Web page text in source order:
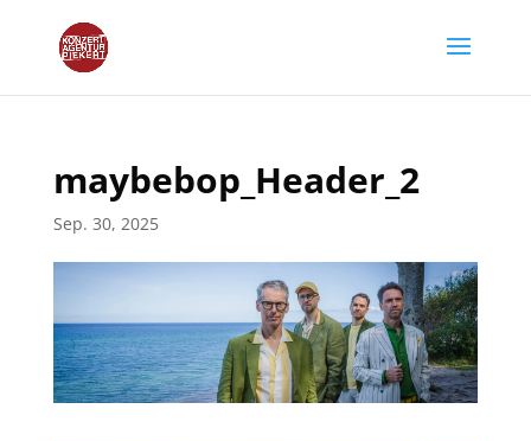
maybebop_Header_2
Sep. 30, 2025